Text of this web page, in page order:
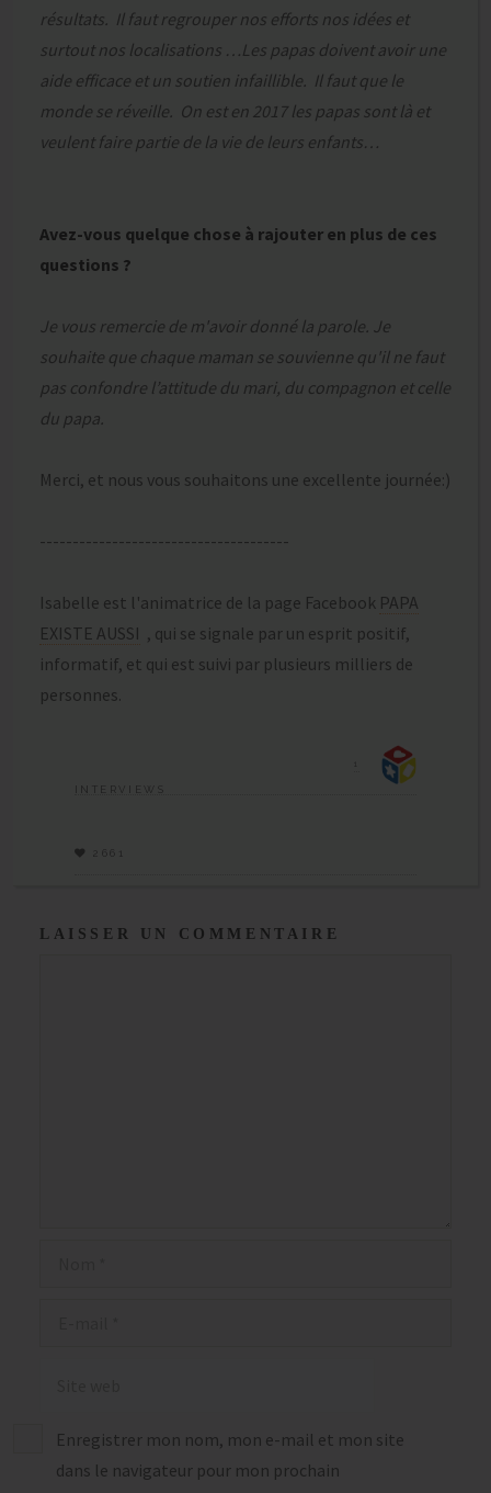
résultats. Il faut regrouper nos efforts nos idées et
surtout nos localisations …Les papas doivent avoir une
aide efficace et un soutien infaillible. Il faut que le
monde se réveille. On est en 2017 les papas sont là et
veulent faire partie de la vie de leurs enfants…
Avez-vous quelque chose à rajouter en plus de ces
questions ?
Je vous remercie de m'avoir donné la parole. Je
souhaite que chaque maman se souvienne qu'il ne faut
pas confondre l’attitude du mari, du compagnon et celle
du papa.
Merci, et nous vous souhaitons une excellente journée:)
--------------------------------------
Isabelle est l'animatrice de la page Facebook PAPA
EXISTE AUSSI , qui se signale par un esprit positif,
informatif, et qui est suivi par plusieurs milliers de
personnes.
INTERVIEWS
2661
LAISSER UN COMMENTAIRE
Enregistrer mon nom, mon e-mail et mon site
dans le navigateur pour mon prochain